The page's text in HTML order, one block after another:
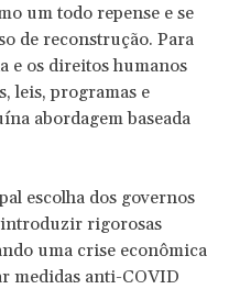
um todo repense e se
de reconstrução. Para
e os direitos humanos
leis, programas e
abordagem baseada
escolha dos governos
introduzir rigorosas
uma crise econômica
medidas anti-COVID